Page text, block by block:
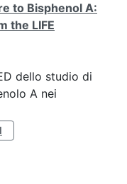
to Bisphenol A:
the LIFE
dello studio di
A nei